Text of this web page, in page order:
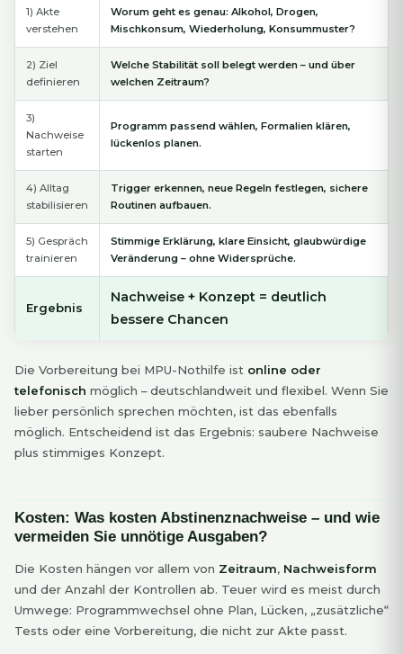
1) Akte
verstehen
Worum geht es genau: Alkohol, Drogen,
Mischkonsum, Wiederholung, Konsummuster?
2) Ziel
definieren
Welche Stabilität soll belegt werden – und über
welchen Zeitraum?
3)
Nachweise
starten
Programm passend wählen, Formalien klären,
lückenlos planen.
4) Alltag
stabilisieren
Trigger erkennen, neue Regeln festlegen, sichere
Routinen aufbauen.
5) Gespräch
trainieren
Stimmige Erklärung, klare Einsicht, glaubwürdige
Veränderung – ohne Widersprüche.
Ergebnis
Nachweise + Konzept = deutlich
bessere Chancen
Die Vorbereitung bei MPU-Nothilfe ist online oder
telefonisch möglich – deutschlandweit und flexibel. Wenn Sie
lieber persönlich sprechen möchten, ist das ebenfalls
möglich. Entscheidend ist das Ergebnis: saubere Nachweise
plus stimmiges Konzept.
Kosten: Was kosten Abstinenznachweise – und wie
vermeiden Sie unnötige Ausgaben?
Die Kosten hängen vor allem von Zeitraum, Nachweisform
und der Anzahl der Kontrollen ab. Teuer wird es meist durch
Umwege: Programmwechsel ohne Plan, Lücken, „zusätzliche“
Tests oder eine Vorbereitung, die nicht zur Akte passt.